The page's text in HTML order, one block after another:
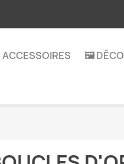
ACCESSOIRES 🖼️